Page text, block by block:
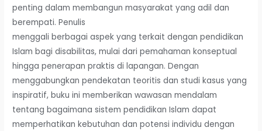
penting dalam membangun masyarakat yang adil dan
berempati. Penulis
menggali berbagai aspek yang terkait dengan pendidikan
Islam bagi disabilitas, mulai dari pemahaman konseptual
hingga penerapan praktis di lapangan. Dengan
menggabungkan pendekatan teoritis dan studi kasus yang
inspiratif, buku ini memberikan wawasan mendalam
tentang bagaimana sistem pendidikan Islam dapat
memperhatikan kebutuhan dan potensi individu dengan